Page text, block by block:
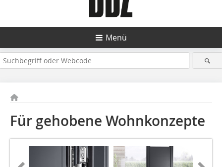
Menü
Für gehobene Wohnkonzepte